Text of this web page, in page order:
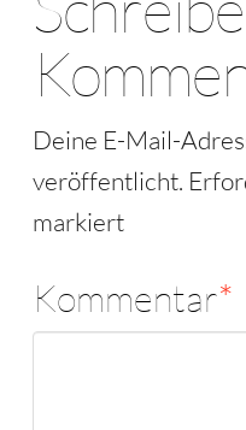
Deine E-Mail-
veröffentlicht.
markiert
Kommentar*